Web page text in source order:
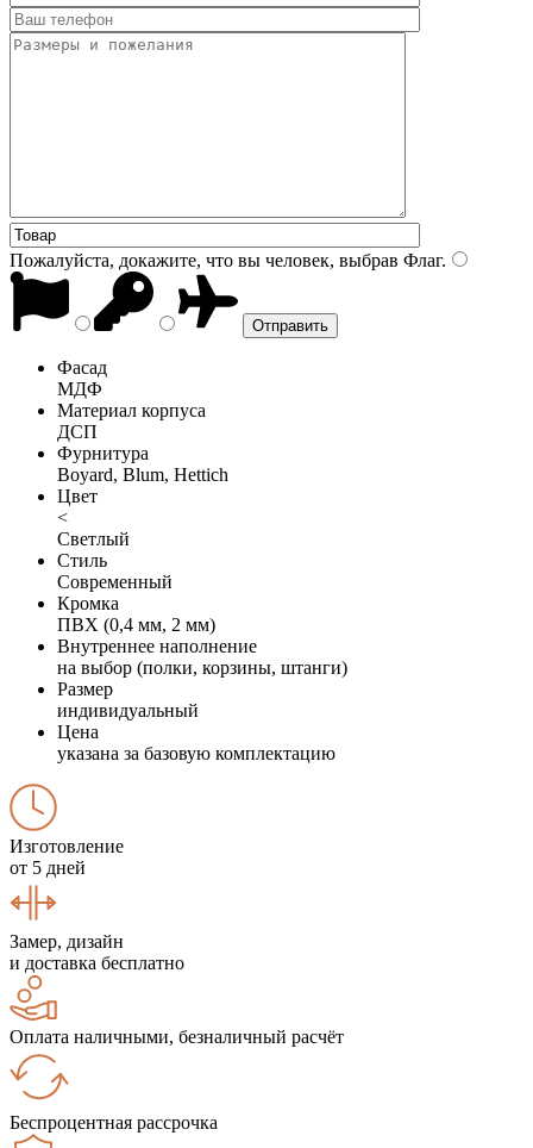
Пожалуйста, докажите, что вы человек, выбрав Флаг.
Фасад
МДФ
Материал корпуса
ДСП
Фурнитура
Boyard, Blum, Hettich
Цвет
<
Светлый
Стиль
Современный
Кромка
ПВХ (0,4 мм, 2 мм)
Внутреннее наполнение
на выбор (полки, корзины, штанги)
Размер
индивидуальный
Цена
указана за базовую комплектацию
Изготовление
от 5 дней
Замер, дизайн
и доставка бесплатно
Оплата наличными, безналичный расчёт
Беспроцентная рассрочка